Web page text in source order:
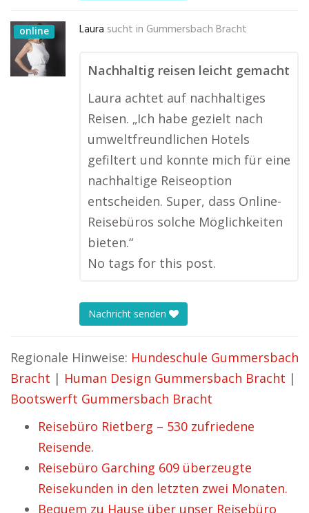
online Laura sucht in Gummersbach Bracht
Nachhaltig reisen leicht gemacht
Laura achtet auf nachhaltiges
Reisen. „Ich habe gezielt nach
umweltfreundlichen Hotels
gefiltert und konnte mich für eine
nachhaltige Reiseoption
entscheiden. Super, dass Online-
Reisebüros solche Möglichkeiten
bieten.“
No tags for this post.
Nachricht senden
Regionale Hinweise: Hundeschule Gummersbach
Bracht | Human Design Gummersbach Bracht |
Bootswerft Gummersbach Bracht
Reisebüro Rietberg – 530 zufriedene
Reisende.
Reisebüro Garching 609 überzeugte
Reisekunden in den letzten zwei Monaten.
Bequem zu Hause über unser Reisebüro